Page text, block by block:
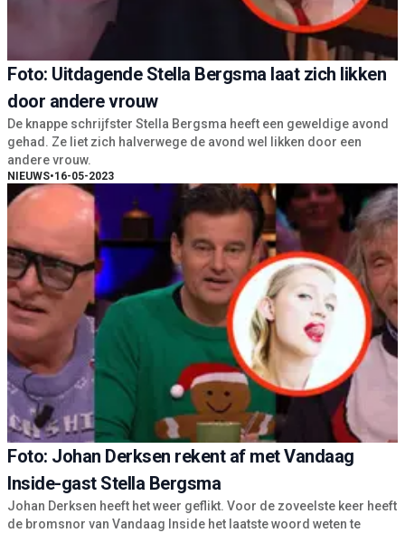
Foto: Uitdagende Stella Bergsma laat zich likken
door andere vrouw
De knappe schrijfster Stella Bergsma heeft een geweldige avond
gehad. Ze liet zich halverwege de avond wel likken door een
andere vrouw.
NIEUWS•16-05-2023
Foto: Johan Derksen rekent af met Vandaag
Inside-gast Stella Bergsma
Johan Derksen heeft het weer geflikt. Voor de zoveelste keer heeft
de bromsnor van Vandaag Inside het laatste woord weten te